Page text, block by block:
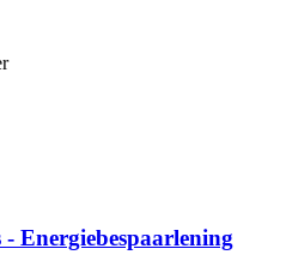
Energiebespaarlening